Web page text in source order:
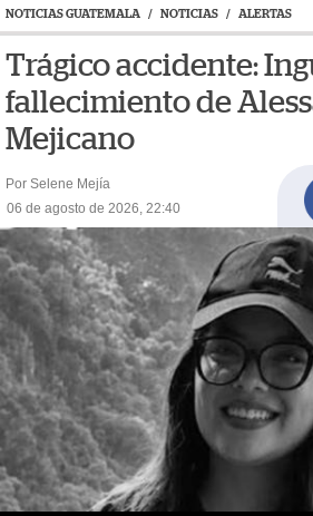
NOTICIAS GUATEMALA / NOTICIAS / ALERTAS
Trágico accidente:
fallecimiento de
Mejicano
Por Selene Mejía
06 de agosto de 2026, 22:40